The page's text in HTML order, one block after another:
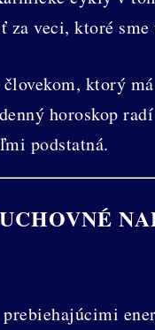
za veci, ktoré
ktorý
horoskop
podstatná.